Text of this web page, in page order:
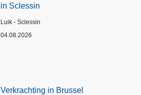
in Sclessin
Plaats
Luik - Sclessin
04.08.2026
Verkrachting in Brussel